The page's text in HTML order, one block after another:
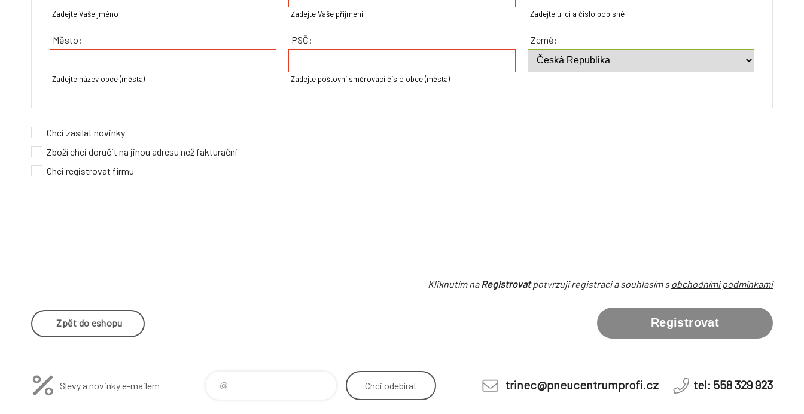
Zadejte Vaše jméno Zadejte Vaše příjmení Zadejte ulici a číslo popisné
Město:
Zadejte název obce (města)
PSČ:
Zadejte poštovní směrovací číslo obce (města)
Země:
Chci zasílat novinky
Zboží chci doručit na jinou adresu než fakturační
Chci registrovat firmu
Kliknutím na Registrovatpotvrzuji registraci a souhlasím sobchodními podmínkami
Zpět do eshopu Registrovat
Slevy a novinky e-mailem Chci odebírat trinec@pneucentrumprofi.cz tel: 558 329 923